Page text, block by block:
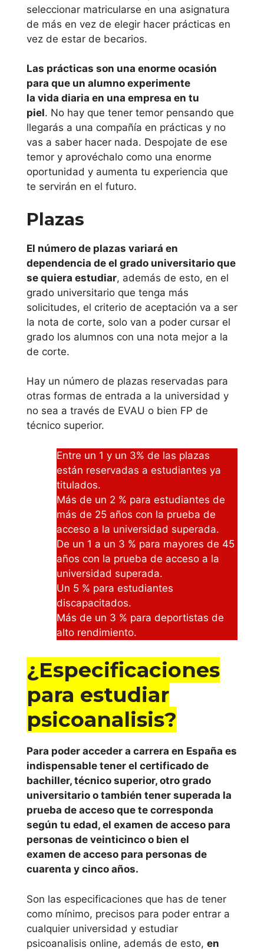
Murcia
Murcia
Univeridad
es dónde
estudiar
psicoanalisi
s online
ahora un listado de
universitarias donde
puedes estudiar
psicoanalisis a
distancia sin que lo
debas hacer de
manera presencial,
si bien no siempre y
los estudios
universitarios son
factibles de estudiar
desde casa por el
tener prácticas.
Uned
Alternativa
s y cursos
de
psicoanalisi
s
emagister
Cursos CCC
seleccionar matricularse en una asignatura
de más en vez de elegir hacer prácticas en
vez de estar de becarios.
Las prácticas son una enorme ocasión
para que un alumno experimente
la vida diaria en una empresa en tu
piel. No hay que tener temor pensando que
llegarás a una compañía en prácticas y no
vas a saber hacer nada. Despojate de ese
temor y aprovéchalo como una enorme
oportunidad y aumenta tu experiencia que
te servirán en el futuro.
Plazas
El número de plazas variará en
dependencia de el grado universitario que
se quiera estudiar, además de esto, en el
grado universitario que tenga más
solicitudes, el criterio de aceptación va a ser
la nota de corte, solo van a poder cursar el
grado los alumnos con una nota mejor a la
de corte.
Hay un número de plazas reservadas para
otras formas de entrada a la universidad y
no sea a través de EVAU o bien FP de
técnico superior.
Entre un 1 y un 3% de las plazas
están reservadas a estudiantes ya
titulados.
Más de un 2 % para estudiantes de
más de 25 años con la prueba de
acceso a la universidad superada.
De un 1 a un 3 % para mayores de 45
años con la prueba de acceso a la
universidad superada.
Un 5 % para estudiantes
discapacitados.
Más de un 3 % para deportistas de
alto rendimiento.
¿Especificaciones
para estudiar
psicoanalisis?
Para poder acceder a carrera en España es
indispensable tener el certificado de
bachiller, técnico superior, otro grado
universitario o también tener superada la
prueba de acceso que te corresponda
según tu edad, el examen de acceso para
personas de veinticinco o bien el
examen de acceso para personas de
cuarenta y cinco años.
Son las especificaciones que has de tener
como mínimo, precisos para poder entrar a
cualquier universidad y estudiar
psicoanalisis online, además de esto, en